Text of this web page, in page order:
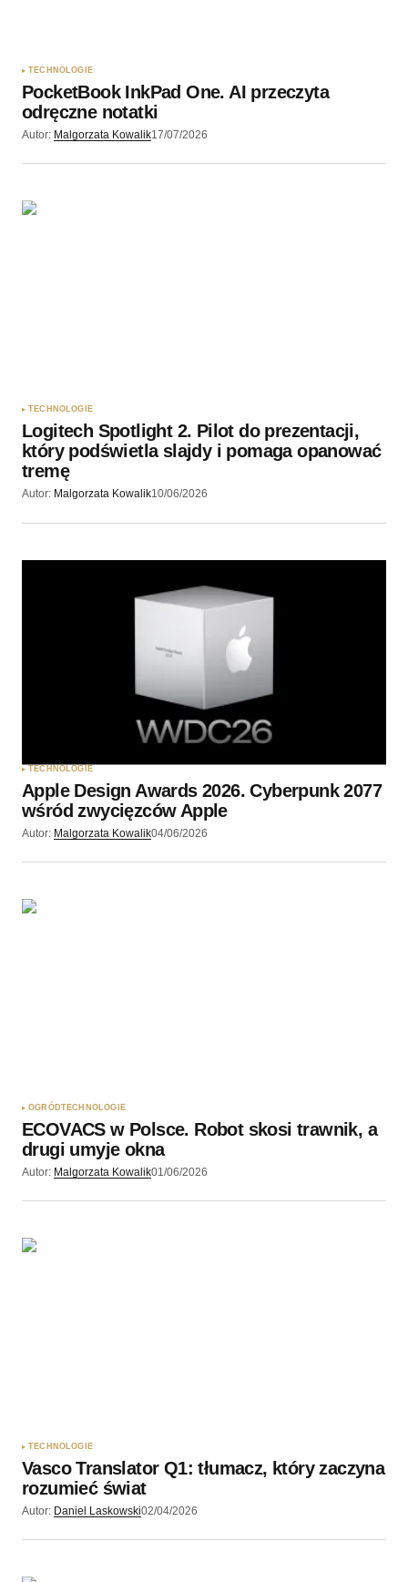
Wyślij komentarz
TECHNOLOGIE
PocketBook InkPad One. AI przeczyta
odręczne notatki
Autor: Malgorzata Kowalik17/07/2026
TECHNOLOGIE
Logitech Spotlight 2. Pilot do prezentacji,
który podświetla slajdy i pomaga opanować
tremę
Autor: Malgorzata Kowalik10/06/2026
TECHNOLOGIE
Apple Design Awards 2026. Cyberpunk 2077
wśród zwycięzców Apple
Autor: Malgorzata Kowalik04/06/2026
OGRÓDTECHNOLOGIE
ECOVACS w Polsce. Robot skosi trawnik, a
drugi umyje okna
Autor: Malgorzata Kowalik01/06/2026
TECHNOLOGIE
Vasco Translator Q1: tłumacz, który zaczyna
rozumieć świat
Autor: Daniel Laskowski02/04/2026